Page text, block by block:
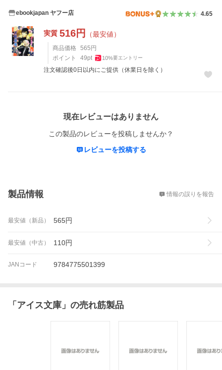
ebookjapan ヤフー店 4.65
実質 516円 （最安値）
商品価格 565 円
ポイント
49pt 10%要エントリー
注文確認後0日以内にご提供（休業日を除く）
現在レビューはありません
この製品のレビューを投稿しませんか？
レビューを投稿する
製品情報 情報の誤りを報告
最安値（新品） 565円
最安値（中古） 110円
JANコード 9784775501399
「 アイス文庫 」の売れ筋製品